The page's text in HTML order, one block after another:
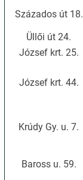
Százados út 18.
Üllői út 24.
József krt. 25.
József krt. 44.
Krúdy Gy. u. 7.
Baross u. 59.